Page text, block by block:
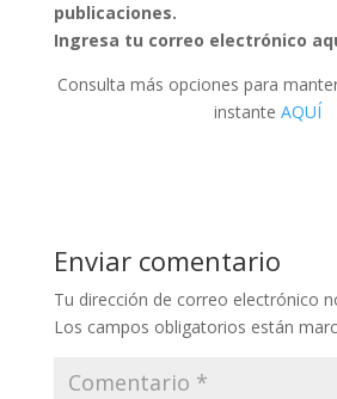
publicaciones.
Ingresa tu correo electrónico
Consulta más opciones para
instante AQUÍ
Enviar comentario
Tu dirección de correo electrónico
Los campos obligatorios están